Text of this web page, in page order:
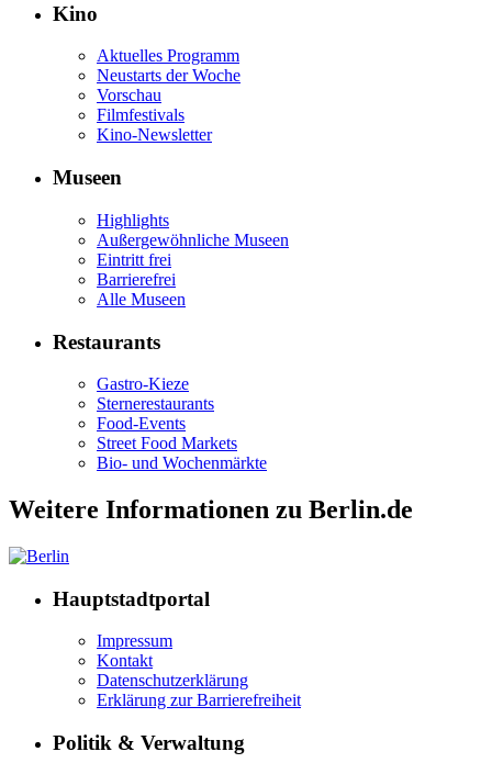
Kino
Aktuelles Programm
Neustarts der Woche
Vorschau
Filmfestivals
Kino-Newsletter
Museen
Highlights
Außergewöhnliche Museen
Eintritt frei
Barrierefrei
Alle Museen
Restaurants
Gastro-Kieze
Sternerestaurants
Food-Events
Street Food Markets
Bio- und Wochenmärkte
Weitere Informationen zu Berlin.de
Hauptstadtportal
Impressum
Kontakt
Datenschutzerklärung
Erklärung zur Barrierefreiheit
Politik & Verwaltung